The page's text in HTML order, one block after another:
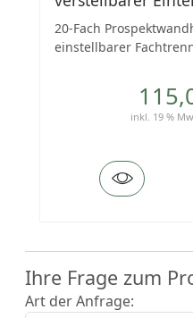
20-Fach
einstellbarer
inkl. 19 %
Ihre Frage zum
Art der Anfrage: